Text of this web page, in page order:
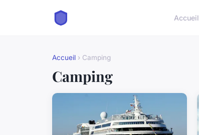
Accueil
Accueil › Camping
Camping